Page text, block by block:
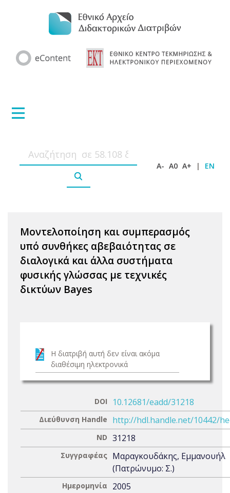
A- A0 A+ | EN
Μοντελοποίηση και συμπερασμός
υπό συνθήκες αβεβαιότητας σε
διαλογικά και άλλα συστήματα
φυσικής γλώσσας με τεχνικές
δικτύων Bayes
Η διατριβή αυτή δεν είναι ακόμα
διαθέσιμη ηλεκτρονικά
DOI 10.12681/eadd/31218
Διεύθυνση Handle http://hdl.handle.net/10442/
ND 31218
Συγγραφέας Μαραγκουδάκης, Εμμανουήλ
(Πατρώνυμο: Σ.)
Ημερομηνία 2005